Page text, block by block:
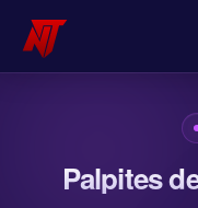
Palpites